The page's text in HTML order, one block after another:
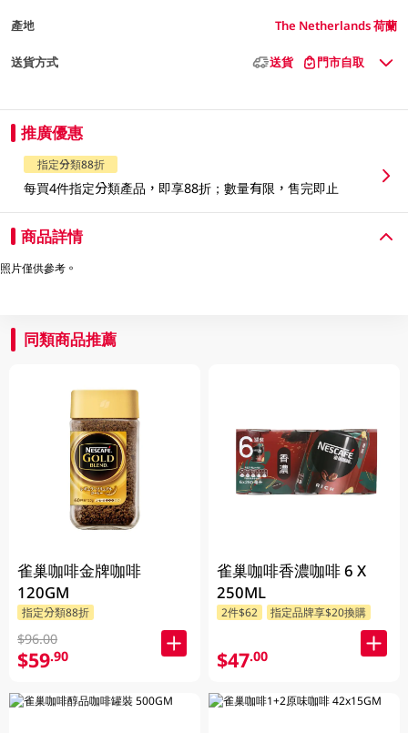
產地 The Netherlands 荷蘭
送貨方式 送貨 門市自取
推廣優惠
指定分類88折
每買4件指定分類產品，即享88折；數量有限，售完即止
商品詳情
照片僅供參考。
同類商品推薦
雀巢咖啡金牌咖啡
120GM
指定分類88折
$96.00
$59.90
雀巢咖啡香濃咖啡 6 X
250ML
2件$62 指定品牌享$20換購
$47.00